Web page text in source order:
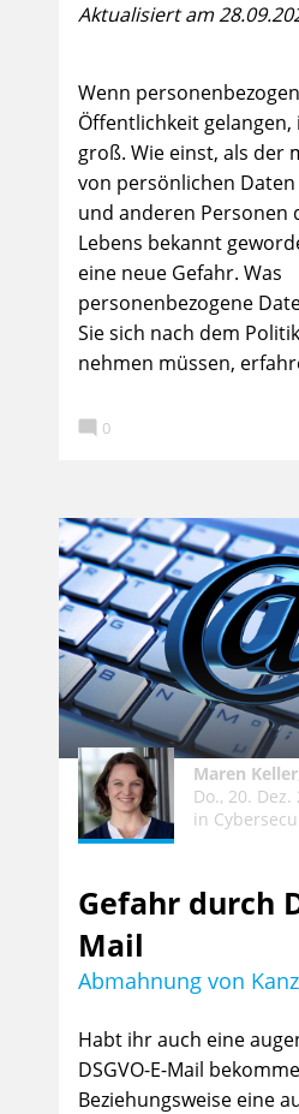
Aktualisiert am
Wenn
Öffentlichkeit
groß. Wie einst, als der
von persönlichen
und anderen Personen
Lebens bekannt
eine neue Gefahr. Was
personenbezogene
Sie sich nach dem
nehmen müssen,
 0
Maren Keller
Do., 20. Dez.
in
Gefahr durch
Mail
Abmahnung von
Habt ihr auch eine
DSGVO-E-Mail
Beziehungsweise eine